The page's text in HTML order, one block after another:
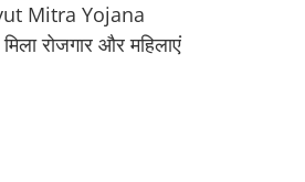
Mitra Yojana
रोजगार और महिलाएं